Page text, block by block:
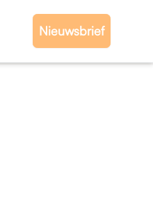
Nieuwsbrief